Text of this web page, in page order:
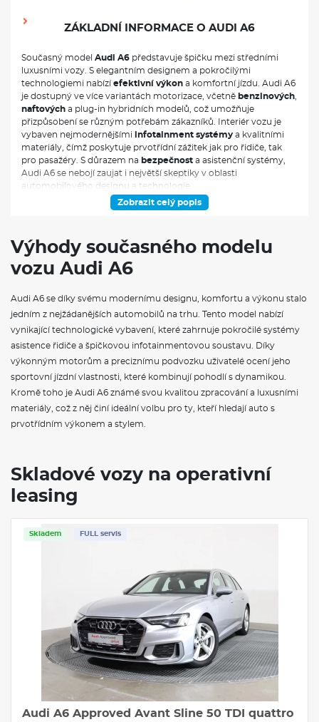
ZÁKLADNÍ INFORMACE O AUDI A6
Současný model Audi A6 představuje špičku mezi středními
luxusními vozy. S elegantním designem a pokročilými
technologiemi nabízíefektivní výkon a komfortní jízdu. Audi A6
je dostupný ve více variantách motorizace, včetně benzinových
naftových a plug-in hybridních modelů, což umožňuje
přizpůsobení se různým potřebám zákazníků. Interiér vozu je
vybaven nejmodernějšími infotainment systémy a kvalitními
materiály, čímž poskytuje prvotřídní zážitek jak pro řidiče, tak
pro pasažéry. S důrazem na bezpečnost a asistenční systémy,
Audi A6 se nebojí zaujat i největší skeptiky v oblasti
automobilového designu a technologie.
4X4
Zobrazit celý popis
Výhody současného modelu
vozu Audi A6
Audi A6 se díky svému modernímu designu, komfortu a výkonu stalo
jedním z nejžádanějších automobilů na trhu. Tento model nabízí
vynikající technologické vybavení, které zahrnuje pokročilé systémy
asistence řidiče a špičkovou infotainmentovou soustavu. Díky
výkonným motorům a preciznímu podvozku uživatelé ocení jeho
sportovní jízdní vlastnosti, které kombinují pohodlí s dynamikou.
Kromě toho je Audi A6 známé svou kvalitou zpracování a luxusními
materiály, což z něj činí ideální volbu pro ty, kteří hledají auto s
prvotřídním výkonem a stylem.
Skladové vozy na operativní
leasing
Skladem FULL servis
Audi A6 Approved Avant Sline 50 TDI quattro